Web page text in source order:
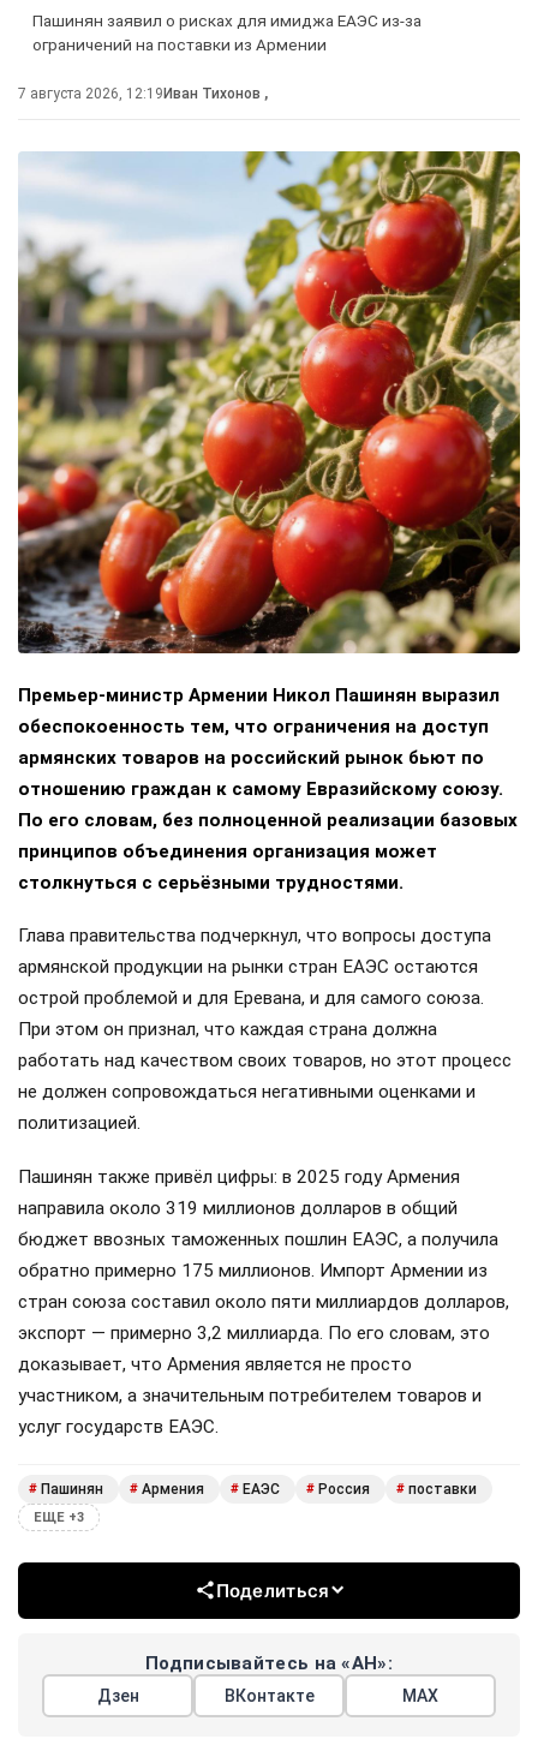
Пашинян заявил о рисках для имиджа ЕАЭС из-за
ограничений на поставки из Армении
7 августа 2026, 12:19 Иван Тихонов ,
Премьер-министр Армении Никол Пашинян выразил
обеспокоенность тем, что ограничения на доступ
армянских товаров на российский рынок бьют по
отношению граждан к самому Евразийскому союзу.
По его словам, без полноценной реализации базовых
принципов объединения организация может
столкнуться с серьёзными трудностями.
Глава правительства подчеркнул, что вопросы доступа
армянской продукции на рынки стран ЕАЭС остаются
острой проблемой и для Еревана, и для самого союза.
При этом он признал, что каждая страна должна
работать над качеством своих товаров, но этот процесс
не должен сопровождаться негативными оценками и
политизацией.
Пашинян также привёл цифры: в 2025 году Армения
направила около 319 миллионов долларов в общий
бюджет ввозных таможенных пошлин ЕАЭС, а получила
обратно примерно 175 миллионов. Импорт Армении из
стран союза составил около пяти миллиардов долларов,
экспорт — примерно 3,2 миллиарда. По его словам, это
доказывает, что Армения является не просто
участником, а значительным потребителем товаров и
услуг государств ЕАЭС.
# Пашинян # Армения # ЕАЭС # Россия # поставки
ЕЩЕ +3
Поделиться
Подписывайтесь на «АН»:
Дзен ВКонтакте МАХ